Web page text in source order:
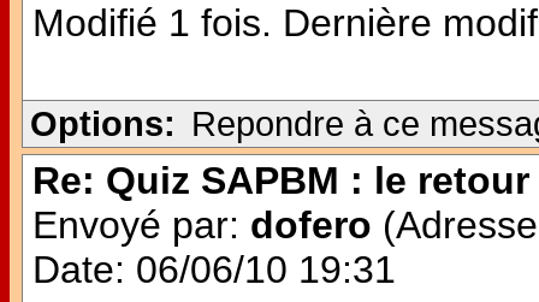
Modifié 1 fois. Dernière
Options: Repondre à ce
Re: Quiz SAPBM : le retour
Envoyé par: dofero
Date: 06/06/10 19:31